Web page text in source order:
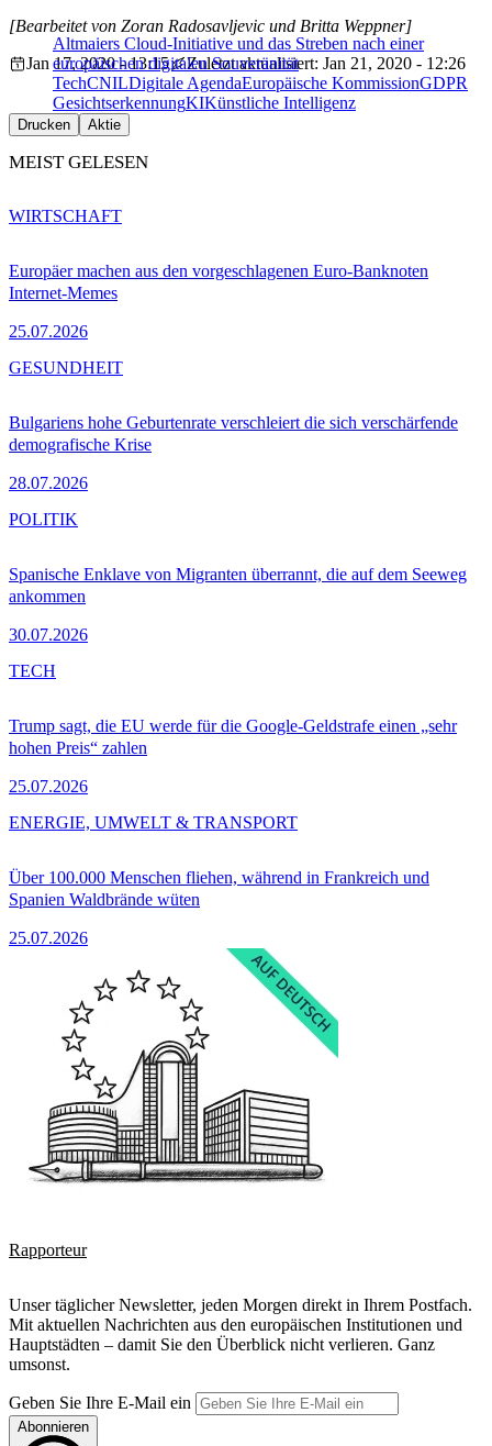
Altmaiers Cloud-Initiative und das Streben nach einer
europäischen digitalen Souveränität
[Bearbeitet von Zoran Radosavljevic und Britta Weppner]
Jan 17, 2020 - 13:15
Zuletzt aktualisiert: Jan 21, 2020 - 12:26
TechCNILDigitale AgendaEuropäische KommissionGDPR
GesichtserkennungKIKünstliche Intelligenz
Drucken Aktie
MEIST GELESEN
Europäer machen aus den vorgeschlagenen Euro-Banknoten
Internet-Memes
25.07.2026
WIRTSCHAFT
Bulgariens hohe Geburtenrate verschleiert die sich verschärfende
demografische Krise
28.07.2026
GESUNDHEIT
Spanische Enklave von Migranten überrannt, die auf dem Seeweg
ankommen
30.07.2026
POLITIK
Trump sagt, die EU werde für die Google-Geldstrafe einen „sehr
hohen Preis“ zahlen
25.07.2026
TECH
Über 100.000 Menschen fliehen, während in Frankreich und
Spanien Waldbrände wüten
25.07.2026
ENERGIE, UMWELT & TRANSPORT
Rapporteur
Unser täglicher Newsletter, jeden Morgen direkt in Ihrem Postfach.
Mit aktuellen Nachrichten aus den europäischen Institutionen und
Hauptstädten – damit Sie den Überblick nicht verlieren. Ganz
umsonst.
Geben Sie Ihre E-Mail ein
Abonnieren